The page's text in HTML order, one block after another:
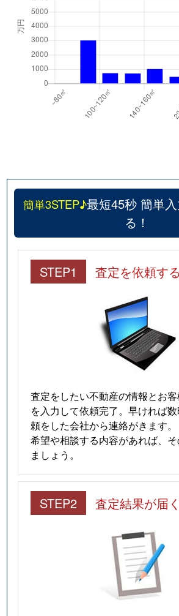
簡単3STEP♪最短45秒 簡単
る！
STEP1 査定を依頼する
査定をしたい不動産の情報とお
を入力して依頼完了。早ければ
頼をした会社から連絡がきます。
希望や相談する内容があれば、そ
ましょう。
STEP2 査定結果が届く